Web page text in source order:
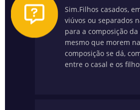
Sim.Filhos casados,
viúvos ou separados
para a composição da
mesmo que morem
composição se dá,
entre o casal e os